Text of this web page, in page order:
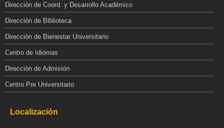
Dirección de Coord. y Desarrollo Académico
Dirección de Biblioteca
Dirección de Bienestar Universitario
Centro de Idiomas
Dirección de Admisión
Centro Pre Universitario
Localización